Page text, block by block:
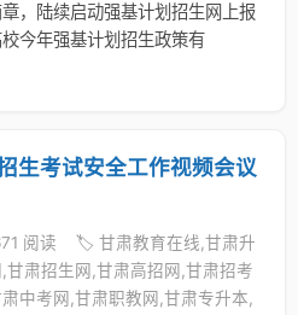
，陆续启动强基计划招生网上报
今年强基计划招生政策有
生考试安全工作视频会议
阅读
🏷️ 甘肃教育在线,甘肃升
肃招生网,甘肃高招网,甘肃招考
中考网,甘肃职教网,甘肃专升本,